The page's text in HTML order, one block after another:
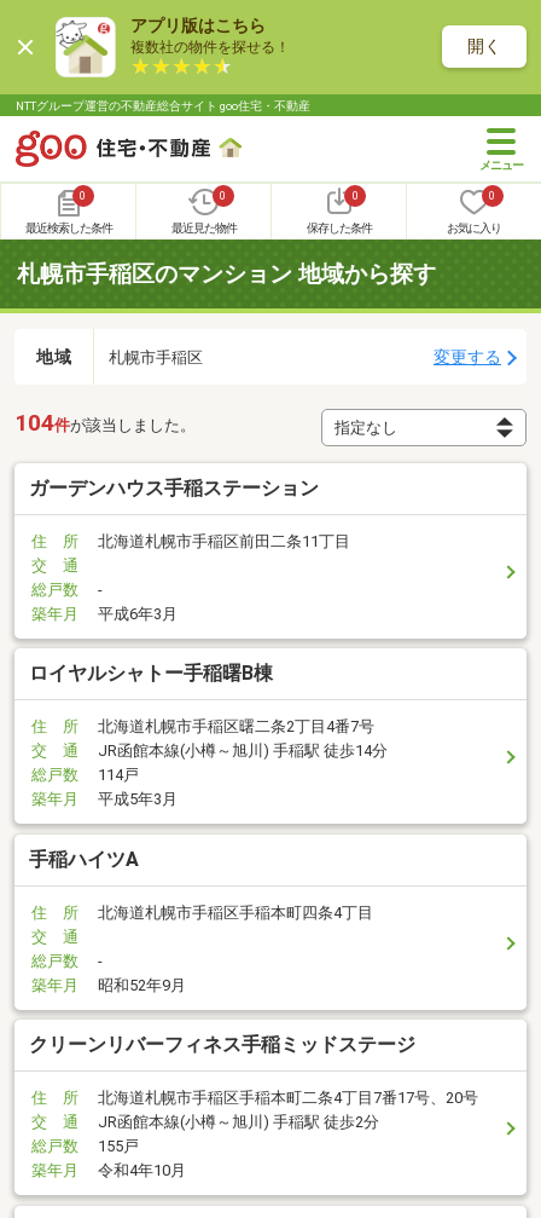
アプリ版はこちら
複数社の物件を探せる！ 開く
NTTグループ運営の不動産総合サイト goo住宅・不動産
0
最近検索した条件
0
最近見た物件
0
保存した条件
0
お気に入り
札幌市手稲区のマンション 地域から探す
地域 札幌市手稲区 変更する
104件が該当しました。
ガーデンハウス手稲ステーション
住 所
北海道札幌市手稲区前田二条11丁目
交 通
総戸数
-
築年月
平成6年3月
ロイヤルシャトー手稲曙B棟
住 所
北海道札幌市手稲区曙二条2丁目4番7号
交 通
JR函館本線(小樽～旭川) 手稲駅 徒歩14分
総戸数
114戸
築年月
平成5年3月
手稲ハイツA
住 所
北海道札幌市手稲区手稲本町四条4丁目
交 通
総戸数
-
築年月
昭和52年9月
クリーンリバーフィネス手稲ミッドステージ
住 所
北海道札幌市手稲区手稲本町二条4丁目7番17号、20号
交 通
JR函館本線(小樽～旭川) 手稲駅 徒歩2分
総戸数
155戸
築年月
令和4年10月